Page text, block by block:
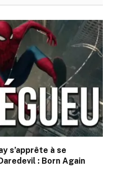
s’apprête à se
: Born Again